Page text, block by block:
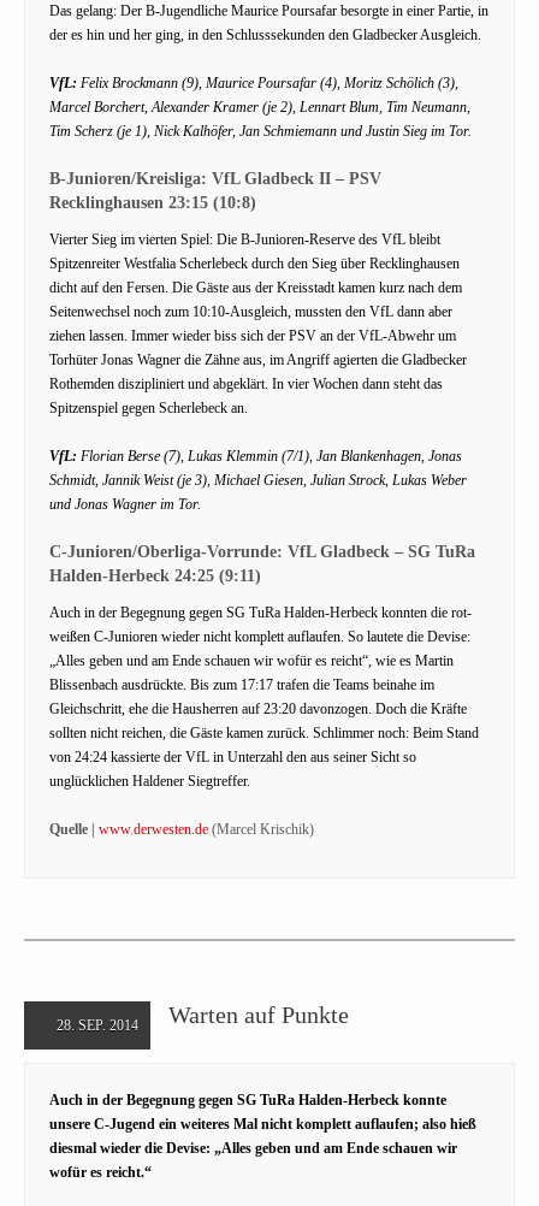
Das gelang: Der B-Jugendliche Maurice Poursafar besorgte in einer Partie, in
der es hin und her ging, in den Schlusssekunden den Gladbecker Ausgleich.
VfL: Felix Brockmann (9), Maurice Poursafar (4), Moritz Schölich (3),
Marcel Borchert, Alexander Kramer (je 2), Lennart Blum, Tim Neumann,
Tim Scherz (je 1), Nick Kalhöfer, Jan Schmiemann und Justin Sieg im Tor.
B-Junioren/Kreisliga: VfL Gladbeck II – PSV
Recklinghausen 23:15 (10:8)
Vierter Sieg im vierten Spiel: Die B-Junioren-Reserve des VfL bleibt
Spitzenreiter Westfalia Scherlebeck durch den Sieg über Recklinghausen
dicht auf den Fersen. Die Gäste aus der Kreisstadt kamen kurz nach dem
Seitenwechsel noch zum 10:10-Ausgleich, mussten den VfL dann aber
ziehen lassen. Immer wieder biss sich der PSV an der VfL-Abwehr um
Torhüter Jonas Wagner die Zähne aus, im Angriff agierten die Gladbecker
Rothemden diszipliniert und abgeklärt. In vier Wochen dann steht das
Spitzenspiel gegen Scherlebeck an.
VfL: Florian Berse (7), Lukas Klemmin (7/1), Jan Blankenhagen, Jonas
Schmidt, Jannik Weist (je 3), Michael Giesen, Julian Strock, Lukas Weber
und Jonas Wagner im Tor.
C-Junioren/Oberliga-Vorrunde: VfL Gladbeck – SG TuRa
Halden-Herbeck 24:25 (9:11)
Auch in der Begegnung gegen SG TuRa Halden-Herbeck konnten die rot-
weißen C-Junioren wieder nicht komplett auflaufen. So lautete die Devise:
„Alles geben und am Ende schauen wir wofür es reicht“, wie es Martin
Blissenbach ausdrückte. Bis zum 17:17 trafen die Teams beinahe im
Gleichschritt, ehe die Hausherren auf 23:20 davonzogen. Doch die Kräfte
sollten nicht reichen, die Gäste kamen zurück. Schlimmer noch: Beim Stand
von 24:24 kassierte der VfL in Unterzahl den aus seiner Sicht so
unglücklichen Haldener Siegtreffer.
Quelle | www.derwesten.de (Marcel Krischik)
28. SEP. 2014 Warten auf Punkte
Auch in der Begegnung gegen SG TuRa Halden-Herbeck konnte
unsere C-Jugend ein weiteres Mal nicht komplett auflaufen; also hieß
diesmal wieder die Devise: „Alles geben und am Ende schauen wir
wofür es reicht.“